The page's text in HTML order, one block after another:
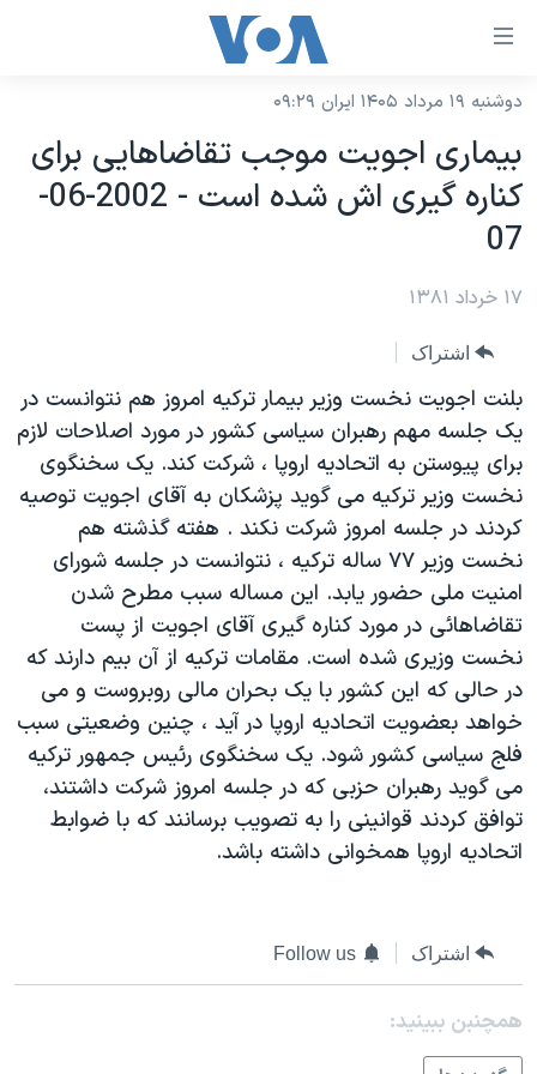
لینکهای
دسترسی
جهش
به
محتوای
اصلی
صفحه
جهش
به
جستجو
نسخه سبک وب‌سایت
موضوع ها
آمریکا
جهان
ورزشی
گزیده‌ها
ویژه برنامه‌ها
فرهنگ و زندگی
حقوق شهروندی
علم و فناوری
اسرائیل در جنگ
گالری عکس
آرشیو پخش زنده
برنامه های تلویزیونی
جدول برنامه ها
صفحه‌های ویژه
جام جهانی ۲۰۲۶
عملیات خشم حماسی
۲۵۰سالگی آمریکا
بایگانی برنامه‌های تلویزیونی
مستندها
انتخابات ریاست جمهوری آمریکا ۲۰۲۴
حمله جمهوری اسلامی به اسرائیل
رمز مهسا
ورزش زنان در ایران
اعتراضات زن، زندگی، آزادی
مجموعه مستندهای دادخواهی
تریبونال مردمی آبان ۹۸
چهل سال گروگان‌گیری
قانون شفافیت دارائی کادر رهبری ایران
اعتراضات مردمی آبان ۹۸
فرکانس‌های صدای آمریکا
پخش رادیویی
یادگیری زبان انگلیسی
دنبال کنید
زبانهای مختلف
دوشنبه ۱۹ مرداد ۱۴۰۵ ایران ۰۹:۲۹
بيماری اجويت موجب تقاضاهايی برای
کناره گيری اش شده است - 2002-06-
07
۱۷ خرداد ۱۳۸۱
اشتراک
بلنت اجويت نخست وزير بيمار ترکيه امروز هم نتوانست در
يک جلسه مهم رهبران سياسی کشور در مورد اصلاحات لازم
برای پيوستن به اتحاديه اروپا ، شرکت کند. يک سخنگوی
نخست وزير ترکيه می گويد پزشکان به آقای اجويت توصيه
کردند در جلسه امروز شرکت نکند . هفته گذشته هم
نخست وزير ۷۷ ساله ترکيه ، نتوانست در جلسه شورای
امنيت ملی حضور يابد. اين مساله سبب مطرح شدن
تقاضاهائی در مورد کناره گيری آقای اجويت از پست
نخست وزيری شده است. مقامات ترکيه از آن بيم دارند که
در حالی که اين کشور با يک بحران مالی روبروست و می
خواهد بعضويت اتحاديه اروپا در آيد ، چنين وضعيتی سبب
فلج سياسی کشور شود. يک سخنگوی رئيس جمهور ترکيه
می گويد رهبران حزبی که در جلسه امروز شرکت داشتند،
توافق کردند قوانينی را به تصويب برسانند که با ضوابط
اتحاديه اروپا همخوانی داشته باشد.
اشتراک Follow us
همچنبن ببینید: